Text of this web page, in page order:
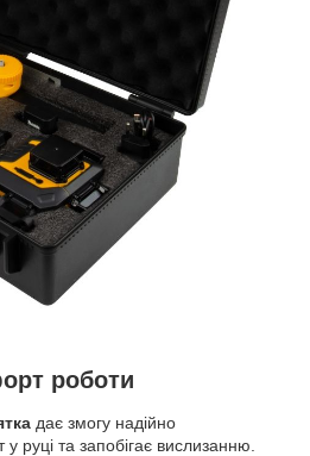
роботи
дає змогу надійно
у руці та запобігає вислизанню.